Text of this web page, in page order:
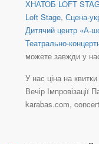
ХНАТОБ LOFT
Loft Stage, Сцена-
Дитячий центр «А-
Театрально-
можете завжди у
У нас ціна на
Вечір Імпровізації
karabas.com,